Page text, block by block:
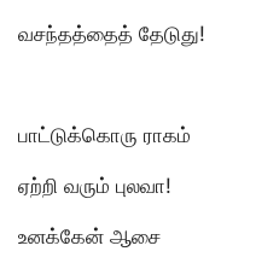
வசந்தத்தைத் தேடுது!
பாட்டுக்கொரு ராகம்
ஏற்றி வரும் புலவா!
உனக்கேன் ஆசை